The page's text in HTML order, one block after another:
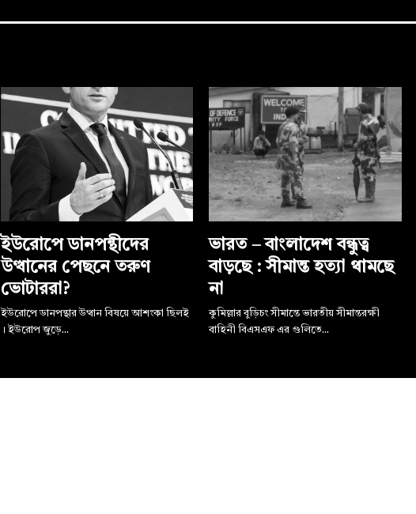
ইউরোপে ডানপন্থীদের
উত্থানের পেছনে তরুণ
ভোটাররা?
ইউরোপে ডানপন্থার উত্থান বিষয়ে আশংকা ছিলই
। ইউরোপ জুড়ে...
ভারত – বাংলাদেশ বন্ধুত্ব
বাড়ছে : সীমান্ত হত্যা থামছে
না
কুমিল্লার বুড়িচং সীমান্তে ভারতীয় সীমান্তরক্ষী
বাহিনী বিএসএফ এর গুলিতে...